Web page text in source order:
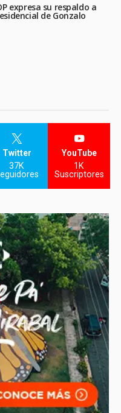
expresa su respaldo a
de Gonzalo
Twitter
37K
YouTube
1K
Suscriptores